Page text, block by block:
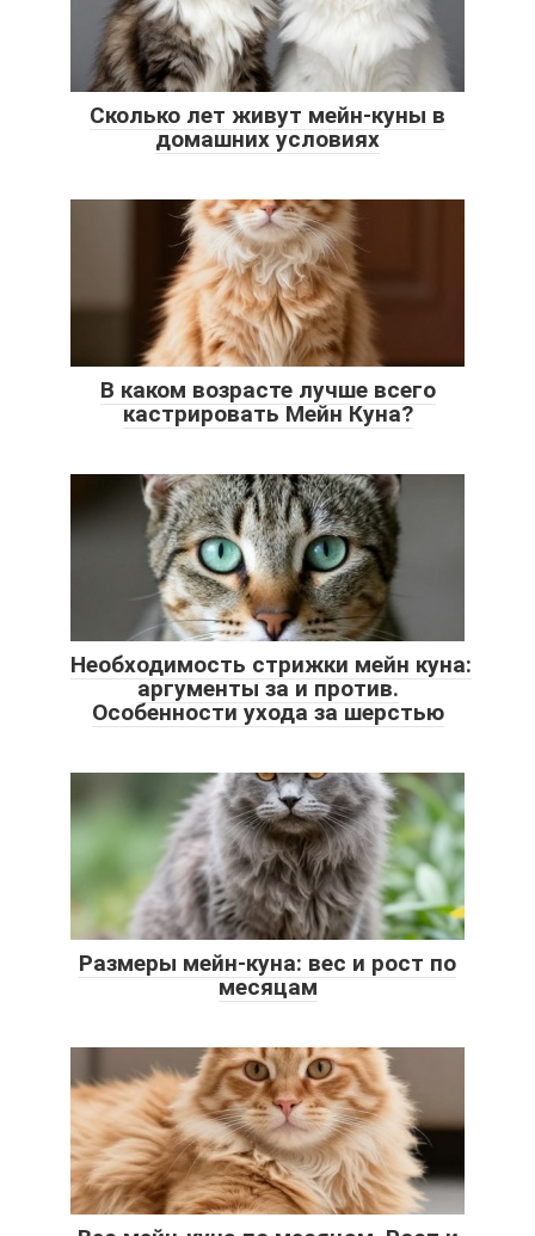
Сколько лет живут мейн-куны в
домашних условиях
В каком возрасте лучше всего
кастрировать Мейн Куна?
Необходимость стрижки мейн куна:
аргументы за и против.
Особенности ухода за шерстью
Размеры мейн-куна: вес и рост по
месяцам